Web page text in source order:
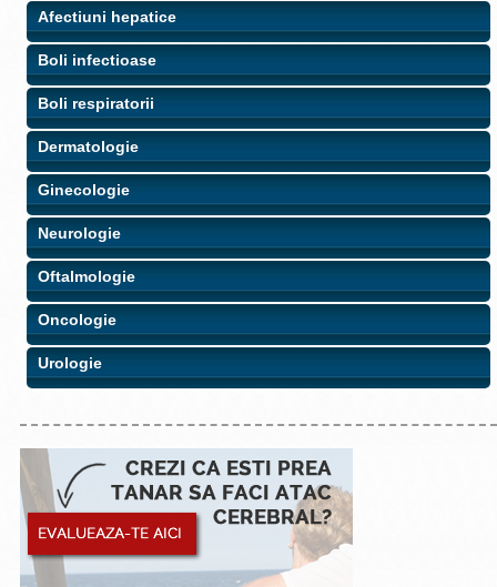
Afectiuni hepatice
Boli infectioase
Boli respiratorii
Dermatologie
Ginecologie
Neurologie
Oftalmologie
Oncologie
Urologie